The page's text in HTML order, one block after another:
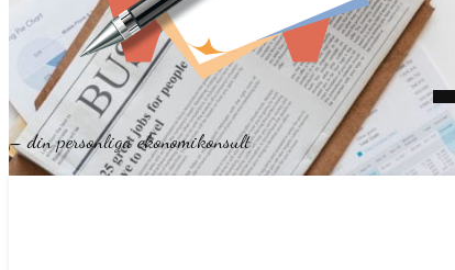
– din personliga ekonomikonsult